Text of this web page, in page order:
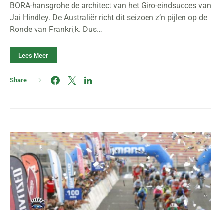
BORA-hansgrohe de architect van het Giro-eindsucces van
Jai Hindley. De Australiër richt dit seizoen z’n pijlen op de
Ronde van Frankrijk. Dus…
Lees Meer
Share